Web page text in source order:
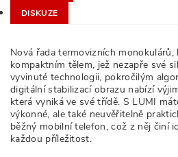
DISKUZE
Nová řada termovizních monokulárů,
kompaktním tělem, jež nezapře své
vyvinuté technologii, pokročilým
digitální stabilizací obrazu nabízí
která vyniká ve své třídě. S LUMI
výkonné, ale také neuvěřitelně
běžný mobilní telefon, což z něj činí
každou příležitost.